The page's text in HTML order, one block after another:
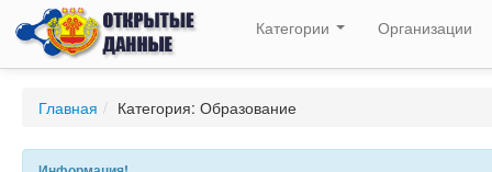
Категории Организации
Главная / Категория: Образование